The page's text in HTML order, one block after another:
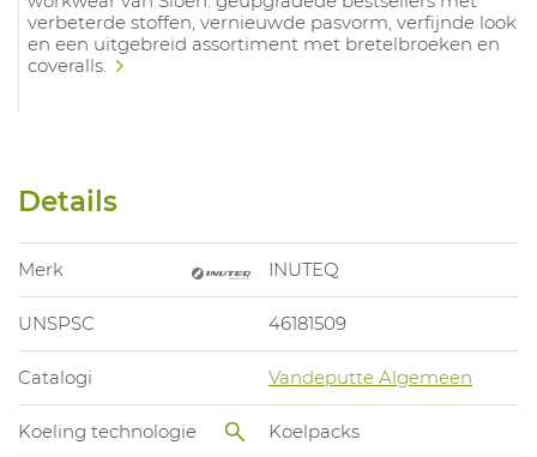
verbeterde stoffen, vernieuwde pasvorm, verfijnde look
en een uitgebreid assortiment met bretelbroeken en
coveralls.
Details
Merk INUTEQ
UNSPSC 46181509
Catalogi Vandeputte Algemeen
Koeling technologie Koelpacks